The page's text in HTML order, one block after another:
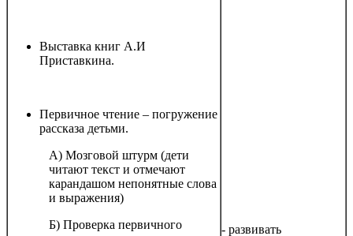
Выставка книг А.И
Приставкина.
Первичное чтение – погружение
рассказа детьми.
А) Мозговой штурм (дети
читают текст и отмечают
карандашом непонятные слова
и выражения)
Б) Проверка первичного
- развивать